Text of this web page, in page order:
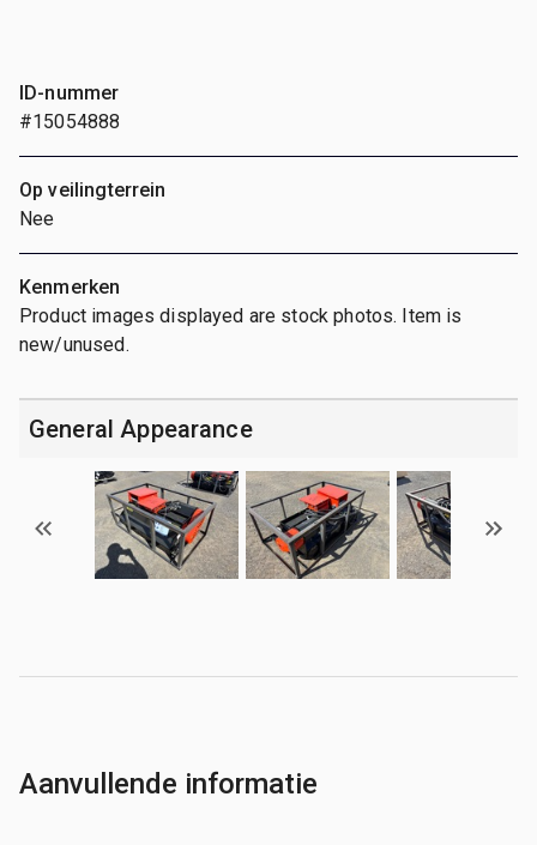
ID-nummer
#15054888
Op veilingterrein
Nee
Kenmerken
Product images displayed are stock photos. Item is
new/unused.
General Appearance
Aanvullende informatie